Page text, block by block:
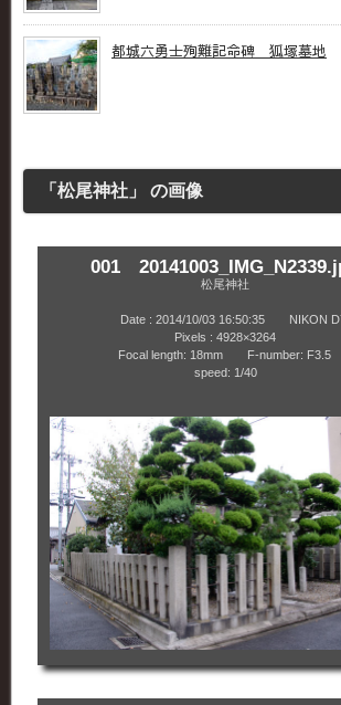
都城六勇士殉難記命碑 狐塚墓地
「松尾神社」 の画像
001
松尾神社
Date : 2014/10/03 16:50:35 NIKON
Pixels : 4928×3264
Focal length: 18mm F-number: F3.5
speed: 1/40